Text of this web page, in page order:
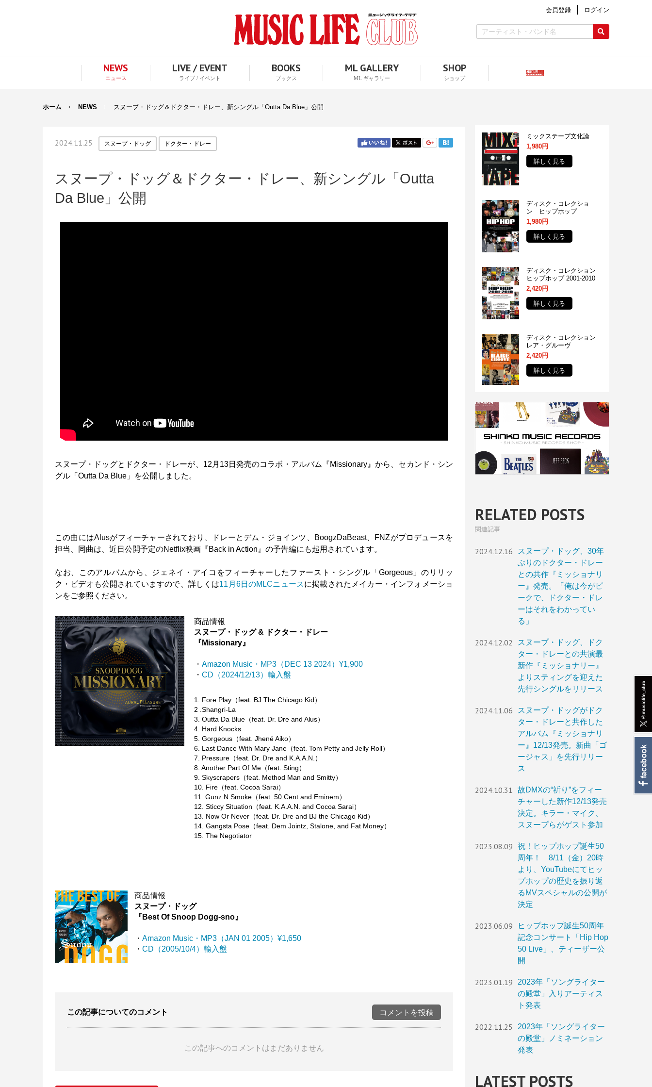
会員登録 ログイン
NEWS
ニュース
LIVE / EVENT
ライブ / イベント
BOOKS
ブックス
ML GALLERY
ML ギャラリー
SHOP
ショップ
ホーム NEWS スヌープ・ドッグ＆ドクター・ドレー、新シングル「Outta Da Blue」公開
2024.11.25 スヌープ・ドッグ ドクター・ドレー
スヌープ・ドッグ＆ドクター・ドレー、新シングル「Outta
Da Blue」公開
スヌープ・ドッグとドクター・ドレーが、12月13日発売のコラボ・アルバム『Missionary』から、セカンド・シン
グル「Outta Da Blue」を公開しました。
この曲にはAlusがフィーチャーされており、ドレーとデム・ジョインツ、BoogzDaBeast、FNZがプロデュースを
担当、同曲は、近日公開予定のNetflix映画『Back in Action』の予告編にも起用されています。
なお、このアルバムから、ジェネイ・アイコをフィーチャーしたファースト・シングル「Gorgeous」のリリッ
ク・ビデオも公開されていますので、詳しくは11月6日のMLCニュースに掲載されたメイカー・インフォメーショ
ンをご参照ください。
商品情報
スヌープ・ドッグ & ドクター・ドレー
『Missionary』
・Amazon Music・MP3（DEC 13 2024）¥1,900
・CD（2024/12/13）輸入盤
1. Fore Play（feat. BJ The Chicago Kid）
2 .Shangri-La
3. Outta Da Blue（feat. Dr. Dre and Alus）
4. Hard Knocks
5. Gorgeous（feat. Jhené Aiko）
6. Last Dance With Mary Jane（feat. Tom Petty and Jelly Roll）
7. Pressure（feat. Dr. Dre and K.A.A.N.）
8. Another Part Of Me（feat. Sting）
9. Skyscrapers（feat. Method Man and Smitty）
10. Fire（feat. Cocoa Sarai）
11. Gunz N Smoke（feat. 50 Cent and Eminem）
12. Sticcy Situation（feat. K.A.A.N. and Cocoa Sarai）
13. Now Or Never（feat. Dr. Dre and BJ the Chicago Kid）
14. Gangsta Pose（feat. Dem Jointz, Stalone, and Fat Money）
15. The Negotiator
商品情報
スヌープ・ドッグ
『Best Of Snoop Dogg-sno』
・Amazon Music・MP3（JAN 01 2005）¥1,650
・CD（2005/10/4）輸入盤
この記事についてのコメント コメントを投稿
この記事へのコメントはまだありません
ミックステープ文化論
1,980円
詳しく見る
ディスク・コレクショ
ン ヒップホップ
1,980円
詳しく見る
ディスク・コレクション
ヒップホップ 2001-2010
2,420円
詳しく見る
ディスク・コレクション
レア・グルーヴ
2,420円
詳しく見る
RELATED POSTS
関連記事
2024.12.16
スヌープ・ドッグ、30年
ぶりのドクター・ドレー
との共作『ミッショナリ
ー』発売。「俺は今がピ
ークで、ドクター・ドレ
ーはそれをわかってい
る」
2024.12.02
スヌープ・ドッグ、ドク
ター・ドレーとの共演最
新作『ミッショナリー』
よりスティングを迎えた
先行シングルをリリース
2024.11.06
スヌープ・ドッグがドク
ター・ドレーと共作した
アルバム『ミッショナリ
ー』12/13発売。新曲「ゴ
ージャス」を先行リリー
ス
2024.10.31
故DMXの“祈り”をフィー
チャーした新作12/13発売
決定。キラー・マイク、
スヌープらがゲスト参加
2023.08.09
祝！ヒップホップ誕生50
周年！ 8/11（金）20時
より、YouTubeにてヒッ
プホップの歴史を振り返
るMVスペシャルの公開が
決定
2023.06.09
ヒップホップ誕生50周年
記念コンサート「Hip Hop
50 Live」、ティーザー公
開
2023.01.19
2023年「ソングライター
の殿堂」入りアーティス
ト発表
2022.11.25
2023年「ソングライター
の殿堂」ノミネーション
発表
LATEST POSTS